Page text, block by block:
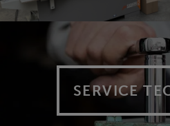
SERVICE